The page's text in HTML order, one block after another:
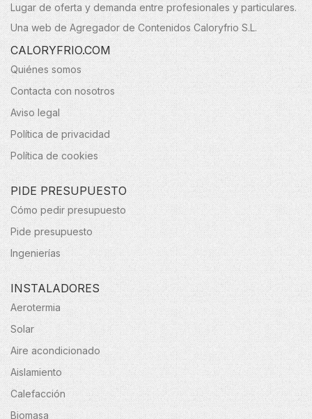
Lugar de oferta y demanda entre profesionales y particulares.
Una web de Agregador de Contenidos Caloryfrio S.L.
CALORYFRIO.COM
Quiénes somos
Contacta con nosotros
Aviso legal
Política de privacidad
Política de cookies
PIDE PRESUPUESTO
Cómo pedir presupuesto
Pide presupuesto
Ingenierías
INSTALADORES
Aerotermia
Solar
Aire acondicionado
Aislamiento
Calefacción
Biomasa